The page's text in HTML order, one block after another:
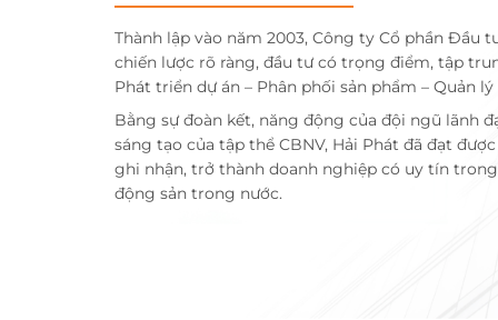
Thành lập vào năm 2003, Công ty Cổ phần Đầu
chiến lược rõ ràng, đầu tư có trọng điểm, tập
Phát triển dự án – Phân phối sản phẩm – Quản
Bằng sự đoàn kết, năng động của đội ngũ lãnh
sáng tạo của tập thể CBNV, Hải Phát đã đạt
ghi nhận, trở thành doanh nghiệp có uy tín
động sản trong nước.